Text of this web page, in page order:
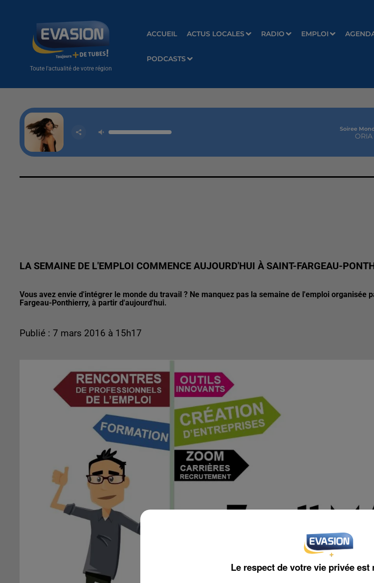
Toute l'actualité de votre région
ACCUEIL ACTUS LOCALES RADIO EMPLOI
PODCASTS
Soiree
ORIA
LA SEMAINE DE L'EMPLOI COMMENCE AUJOURD'HUI À SAINT-FARGEAU-
Vous avez envie d'intégrer le monde du travail ? Ne manquez pas la semaine de l'emploi organisée
Fargeau-Ponthierry, à partir d'aujourd'hui.
Publié : 7 mars 2016 à 15h17
Le respect de votre vie privée